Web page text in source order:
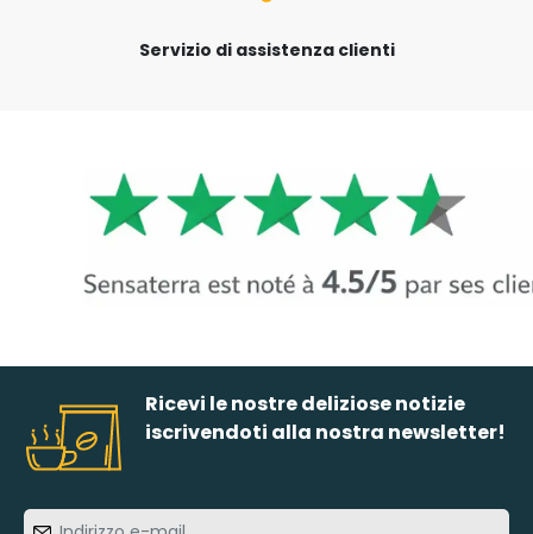
Servizio di assistenza clienti
Ricevi le nostre deliziose notizie
iscrivendoti alla nostra newsletter!